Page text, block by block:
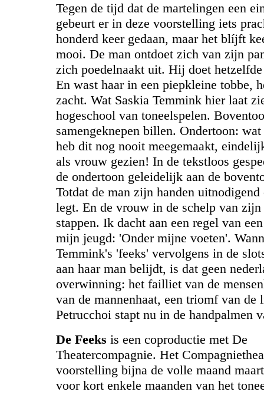
Tegen de tijd dat de martelingen een
gebeurt er in deze voorstelling iets
honderd keer gedaan, maar het blíjft
mooi. De man ontdoet zich van zijn
zich poedelnaakt uit. Hij doet
En wast haar in een piepkleine tobbe,
zacht. Wat Saskia Temmink hier laat
hogeschool van toneelspelen.
samengeknepen billen. Ondertoon:
heb dit nog nooit meegemaakt,
als vrouw gezien! In de tekstloos
de ondertoon geleidelijk aan de
Totdat de man zijn handen uitnodigend
legt. En de vrouw in de schelp van zijn
stappen. Ik dacht aan een regel van
mijn jeugd: 'Onder mijne voeten'.
Temmink's 'feeks' vervolgens in de
aan haar man belijdt, is dat geen
overwinning: het failliet van de
van de mannenhaat, een triomf van
Petrucchoi stapt nu in de handpalmen
De Feeks is een coproductie met De
Theatercompagnie. Het
voorstelling bijna de volle maand
voor kort enkele maanden van het